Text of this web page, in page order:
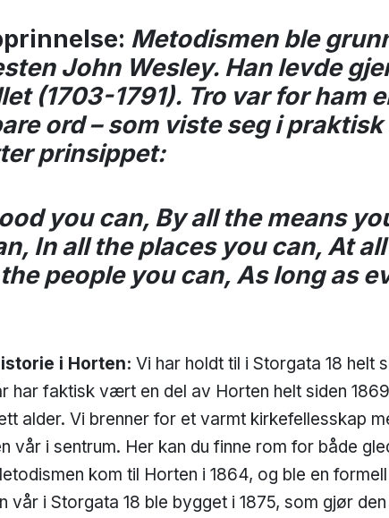
Metodismen ble
John Wesley. Han levde
(1703-1791). Tro var for ham
ord – som viste seg i
prinsippet:
you can, By all the means
In all the places you can, At
people you can, As long as
i Horten: Vi har holdt til i Storgata 18 helt
har faktisk vært en del av Horten helt siden
alder. Vi brenner for et varmt kirkefellesskap
vår i sentrum. Her kan du finne rom for både
kom til Horten i 1864, og ble en
vår i Storgata 18 ble bygget i 1875, som gjør